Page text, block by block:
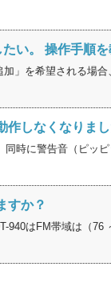
い。 操作手順
」を希望される場
しなくなりまし
時に警告音（ピッ
すか？
940はFM帯域は（76